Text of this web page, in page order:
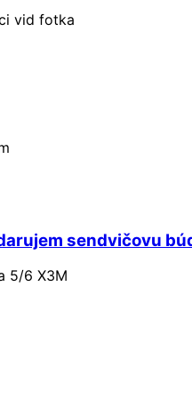
vid fotka
sendvičovu
5/6 X3M